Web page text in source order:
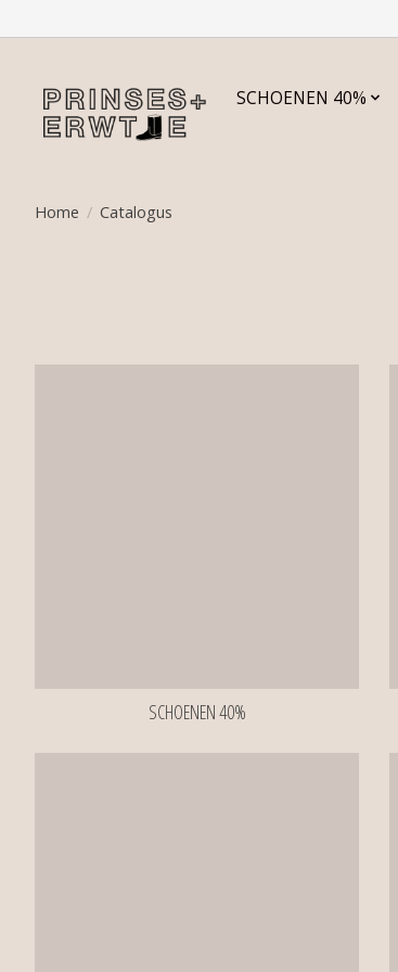
SCHOENEN 40%
Home / Catalogus
SCHOENEN 40%